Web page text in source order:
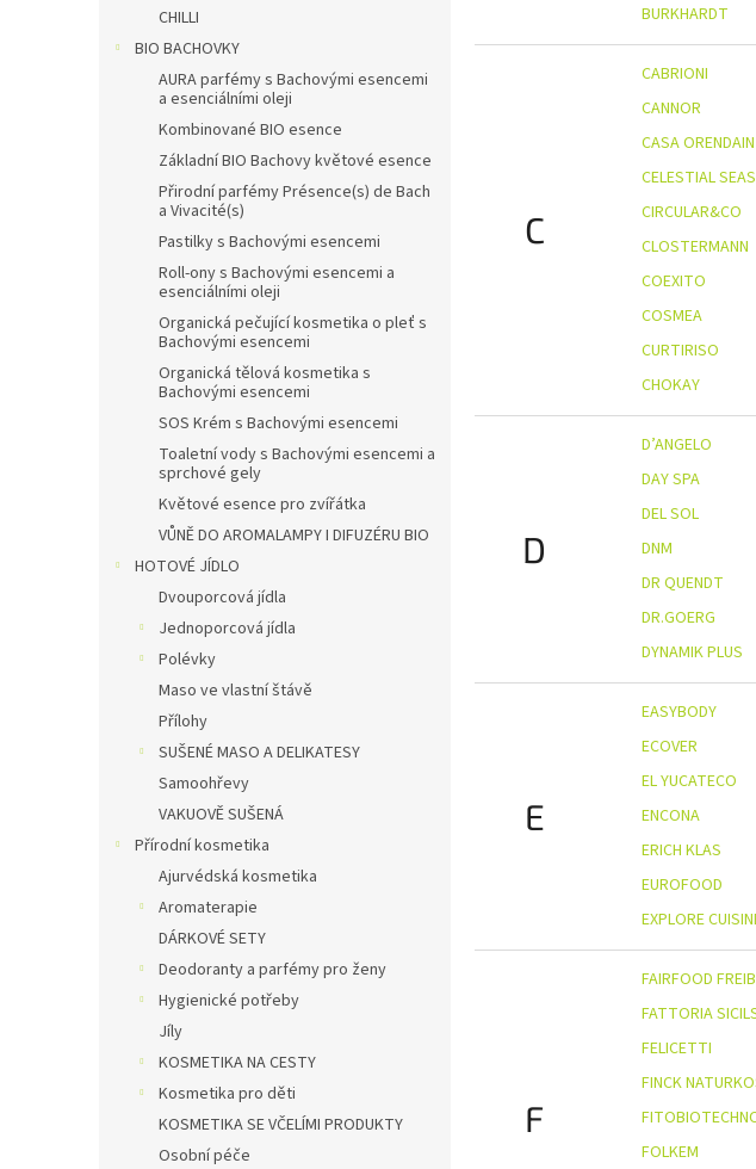
CHILLI
BIO BACHOVKY
AURA parfémy s Bachovými esencemi
a esenciálními oleji
Kombinované BIO esence
Základní BIO Bachovy květové esence
Přirodní parfémy Présence(s) de Bach
a Vivacité(s)
Pastilky s Bachovými esencemi
Roll-ony s Bachovými esencemi a
esenciálními oleji
Organická pečující kosmetika o pleť s
Bachovými esencemi
Organická tělová kosmetika s
Bachovými esencemi
SOS Krém s Bachovými esencemi
Toaletní vody s Bachovými esencemi a
sprchové gely
Květové esence pro zvířátka
VŮNĚ DO AROMALAMPY I DIFUZÉRU BIO
HOTOVÉ JÍDLO
Dvouporcová jídla
Jednoporcová jídla
Polévky
Maso ve vlastní štávě
Přílohy
SUŠENÉ MASO A DELIKATESY
Samoohřevy
VAKUOVĚ SUŠENÁ
Přírodní kosmetika
Ajurvédská kosmetika
Aromaterapie
DÁRKOVÉ SETY
Deodoranty a parfémy pro ženy
Hygienické potřeby
Jíly
KOSMETIKA NA CESTY
Kosmetika pro děti
KOSMETIKA SE VČELÍMI PRODUKTY
Osobní péče
BURKHARDT
C
CABRIONI
CANNOR
CASA ORENDAIN
CELESTIAL
CIRCULAR&CO
CLOSTERMANN
COEXITO
COSMEA
CURTIRISO
CHOKAY
D
D’ANGELO
DAY SPA
DEL SOL
DNM
DR QUENDT
DR.GOERG
DYNAMIK PLUS
E
EASYBODY
ECOVER
EL YUCATECO
ENCONA
ERICH KLAS
EUROFOOD
EXPLORE
F
FAIRFOOD
FATTORIA
FELICETTI
FINCK
FOLKEM